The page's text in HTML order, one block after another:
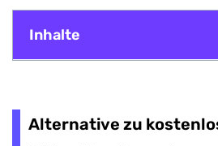
Inhalte
Alternative zu